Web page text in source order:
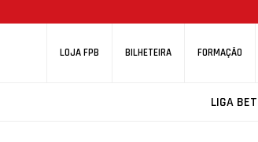
LOJA FPB BILHETEIRA FORMAÇÃO
LIGA